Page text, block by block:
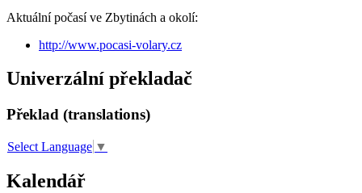
Aktuální počasí ve Zbytinách a okolí:
http://www.pocasi-volary.cz
Univerzální překladač
Překlad (translations)
Select Language ▼
Kalendář